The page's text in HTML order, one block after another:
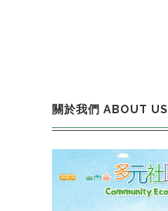
關於我們 ABOUT US